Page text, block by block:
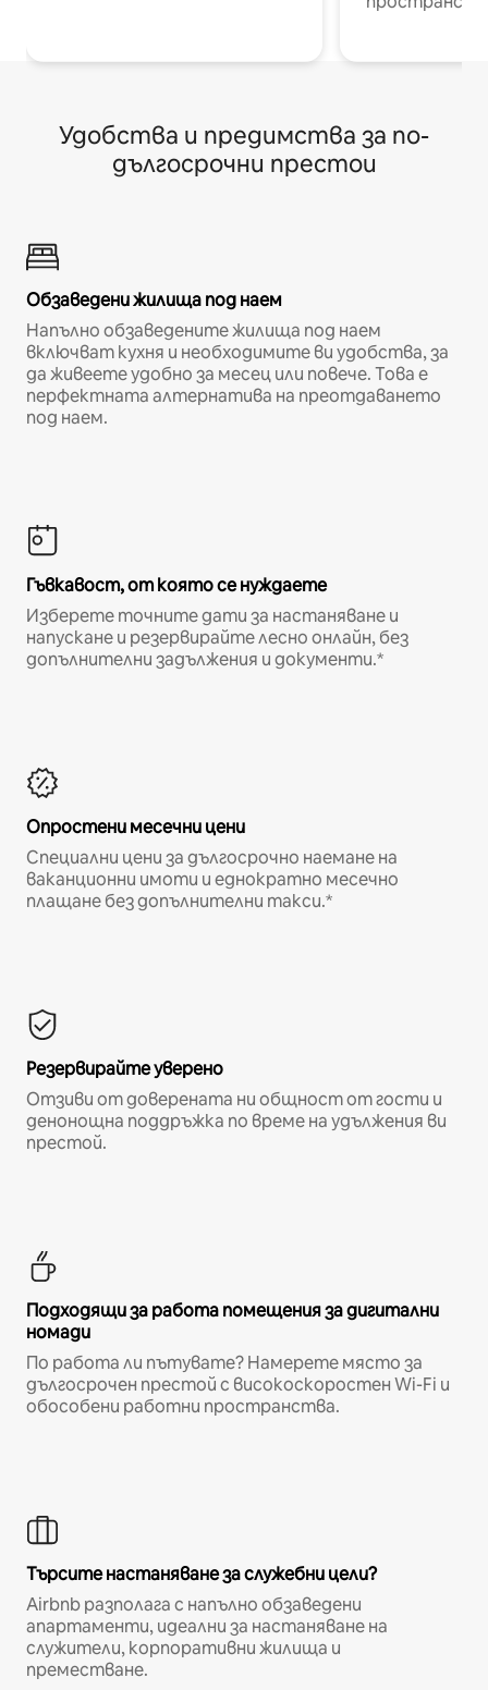
Удобства и предимства за по-
дългосрочни престои
Обзаведени жилища под наем
Напълно обзаведените жилища под наем
включват кухня и необходимите ви удобства, за
да живеете удобно за месец или повече. Това е
перфектната алтернатива на преотдаването
под наем.
Гъвкавост, от която се нуждаете
Изберете точните дати за настаняване и
напускане и резервирайте лесно онлайн, без
допълнителни задължения и документи.*
Опростени месечни цени
Специални цени за дългосрочно наемане на
ваканционни имоти и еднократно месечно
плащане без допълнителни такси.*
Резервирайте уверено
Отзиви от доверената ни общност от гости и
денонощна поддръжка по време на удължения ви
престой.
Подходящи за работа помещения за дигитални
номади
По работа ли пътувате? Намерете място за
дългосрочен престой с високоскоростен Wi-Fi и
обособени работни пространства.
Търсите настаняване за служебни цели?
Airbnb разполага с напълно обзаведени
апартаменти, идеални за настаняване на
служители, корпоративни жилища и
преместване.